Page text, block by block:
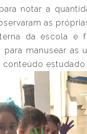
notar a
as
da escola
manusear as
estudado.